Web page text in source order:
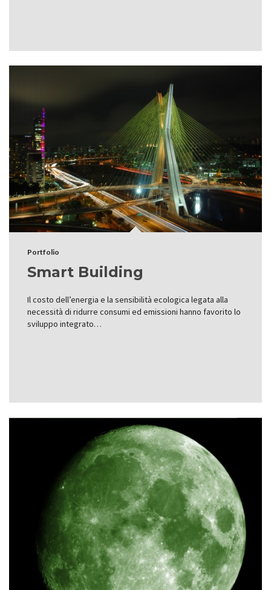
Portfolio
Smart Building
Il costo dell’energia e la sensibilità ecologica legata alla
necessità di ridurre consumi ed emissioni hanno favorito lo
sviluppo integrato…